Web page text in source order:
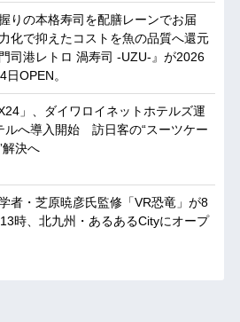
りの本格寿司を配膳レーンでお届
化で抑えたコストを魚の品質へ還元
司港レトロ 渦寿司 -UZU-』が2026
日OPEN。
」、ダイワロイネットホテルズ運
ルへ導入開始 訪日客の“スーツケー
解決へ
者・芝原暁彦氏監修「VR恐竜」が8
時、北九州・あるあるCityにオープ